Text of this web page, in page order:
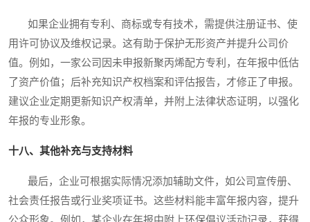
如果企业拥有专利、商标或专有技术，需提供注册证书、使
用许可协议及维权记录。这有助于保护无形资产并提升公司价
值。例如，一家公司因未申报新聚丙烯配方专利，在年报中低估
了资产价值；后补充知识产权档案和评估报告，才修正了申报。
建议企业定期更新知识产权清单，并附上法律状态证明，以强化
年报的专业形象。
十八、其他补充与支持材料
最后，企业可根据实际情况添加辅助文件，如公司宣传册、
社会责任报告或行业奖项证书。这些材料能丰富年报内容，提升
公众形象。例如，某企业在年报中附上环保倡议活动记录，获得